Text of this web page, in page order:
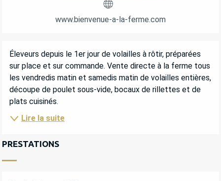
www.bienvenue-a-la-ferme.com
DESCRIPTION
Éleveurs depuis le 1er jour de volailles à rôtir, préparées
sur place et sur commande. Vente directe à la ferme tous
les vendredis matin et samedis matin de volailles entières,
découpe de poulet sous-vide, bocaux de rillettes et de
plats cuisinés.
Lire la suite
PRESTATIONS